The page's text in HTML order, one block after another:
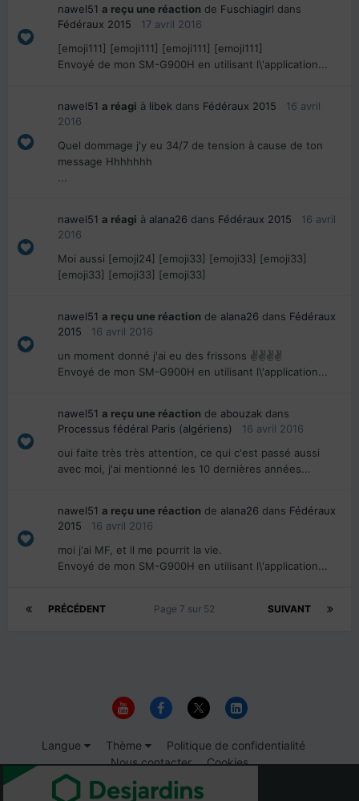
nawel51 a reçu une réaction de Fuschiagirl dans
Fédéraux 2015
17 avril 2016
[emoji111] [emoji111] [emoji111] [emoji111]
Envoyé de mon SM-G900H en utilisant l\'application...
nawel51 a réagi à libek dans Fédéraux 2015
16 avril
2016
Quel dommage j'y eu 34/7 de tension à cause de ton
message Hhhhhhh
...
nawel51 a réagi à alana26 dans Fédéraux 2015
16 avril
2016
Moi aussi [emoji24] [emoji33] [emoji33] [emoji33]
[emoji33] [emoji33] [emoji33]
nawel51 a reçu une réaction de alana26 dans Fédéraux
2015
16 avril 2016
un moment donné j'ai eu des frissons ✌✌✌✌
Envoyé de mon SM-G900H en utilisant l\'application...
nawel51 a reçu une réaction de abouzak dans
Processus fédéral Paris (algériens)
16 avril 2016
oui faite très très attention, ce qui c'est passé aussi
avec moi, j'ai mentionné les 10 dernières années...
nawel51 a reçu une réaction de alana26 dans Fédéraux
2015
16 avril 2016
moi j'ai MF, et il me pourrit la vie.
Envoyé de mon SM-G900H en utilisant l\'application...
PRÉCÉDENT SUIVANT
Page 7 sur 52
Langue Thème
Politique de confidentialité
Nous contacter
Cookies
© 1999-2026 Immigrer.com Inc.